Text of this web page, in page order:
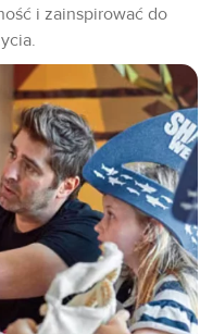
i zainspirować do